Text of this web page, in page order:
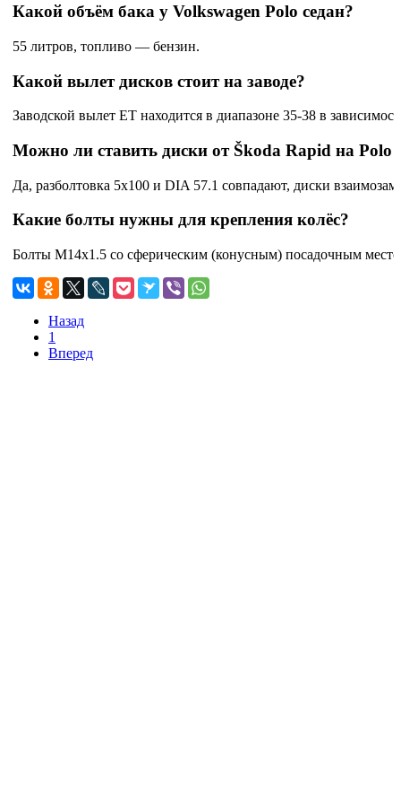
Какой объём бака у Volkswagen Polo седан?
55 литров, топливо — бензин.
Какой вылет дисков стоит на заводе?
Заводской вылет ET находится в диапазоне 35-38 в
Можно ли ставить диски от Škoda Rapid на Polo
Да, разболтовка 5x100 и DIA 57.1 совпадают, диски
Какие болты нужны для крепления колёс?
Болты M14x1.5 со сферическим (конусным) посадочным
Назад
1
Вперед